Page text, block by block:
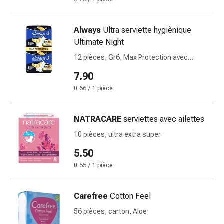
des
Pansements
yeux
Hygiène
Cœur
et
Circulation
Thérapie
cardiaque
Bas
de
contention
Troubles
Always Ultra serviette hygiènique
Ultimate Night
12 pièces, Gr6, Max Protection avec
7.90
0.66 / 1 pièce
NATRACARE serviettes avec ailettes
10 pièces, ultra extra super
5.50
0.55 / 1 pièce
Carefree Cotton Feel
56 pièces, carton, Aloe